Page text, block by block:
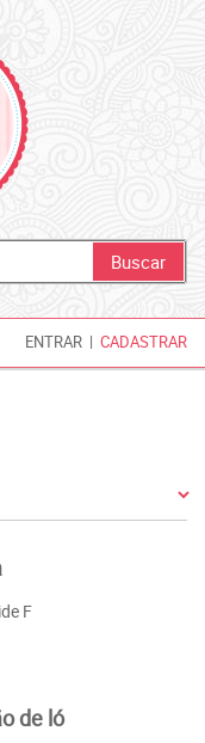
ENTRAR | CADASTRAR
F
de ló